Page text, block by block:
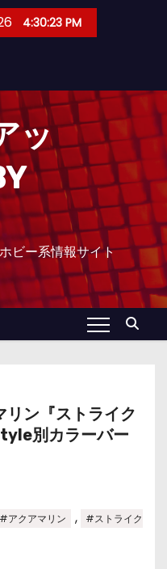
4:30:24 PM
ッ
ビー系情報サイト
リン『ストライク
別カラーバー
#アクアマリン ,
#ストライク